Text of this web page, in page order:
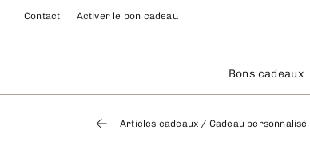
Contact Activer le bon cadeau
Bons cadeaux
Articles cadeaux / Cadeau personnalisé